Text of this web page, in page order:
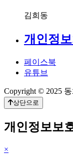
김희동
개인정
페이스북
유튜브
Copyright © 2025
상단으로
개인정보보
×